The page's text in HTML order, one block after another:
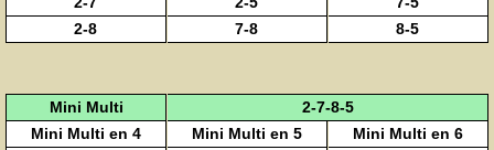
2-8
7-8 8-5
Mini Multi
2-7-8-5
Mini Multi en 4
Mini Multi en 5
Mini Multi en 6